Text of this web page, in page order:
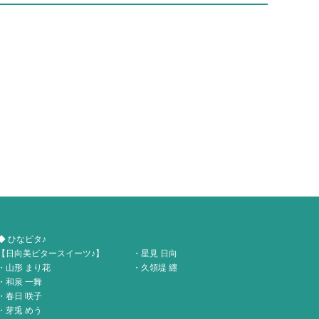
ひなビタ♪
日向美ビタースイーツ♪】
山形 まり花
和泉 一舞
春日 咲子
芽兎 めう
・星見 日向
・久領堤 纒